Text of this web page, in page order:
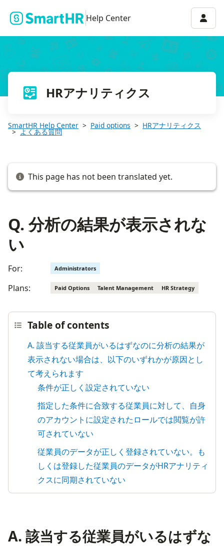
Help Center
HRアナリティクス
SmartHR Help Center Paid options HRアナリティクス
よくある質問
This page has not been translated yet.
Q. 分析の結果が表示されな
い
For: Administrators
Plans: Paid Options Talent Management HR Strategy
Table of contents
A. 該当する従業員がいるはずなのに分析の結果が
表示されない場合は、以下のいずれかが原因とし
て考えられます
条件が正しく設定されていない
指定した条件に合致する従業員に対して、自身
のアカウントに設定されたロールでは閲覧が許
可されていない
従業員のデータが正しく登録されていない。も
しくは登録した従業員のデータがHRアナリティ
クスに同期されていない
A. 該当する従業員がいるはずな